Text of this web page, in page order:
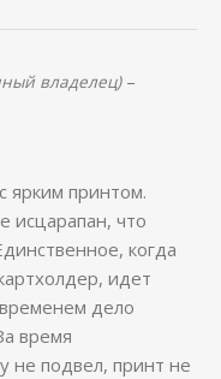
владелец) –
ярким принтом.
исцарапан, что
когда
идет
временем дело
время
не подвел, принт не